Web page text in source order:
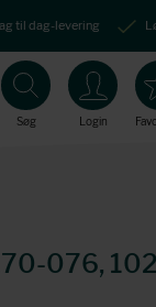
til dag-levering
Søg Login
076,